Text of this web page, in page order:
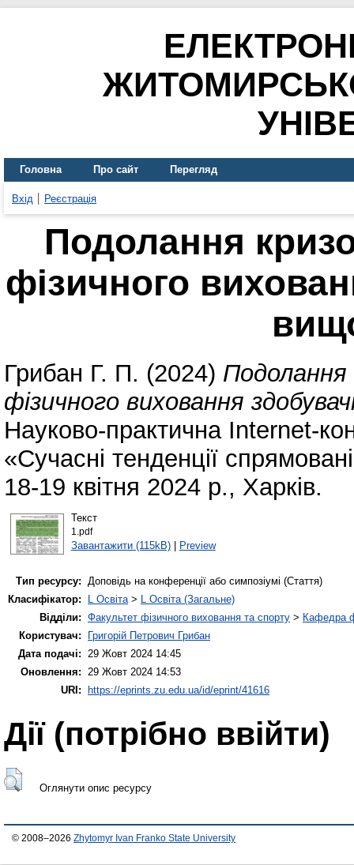
Головна Про сайт Перегляд
Вхід Реєстрація
Подолання
фізичного
Грибан Г. П. (2024) Подолання
фізичного виховання
Науково-практична Internet-
«Сучасні тенденції
18-19 квітня 2024 р., Харків.
Текст
1.pdf
Завантажити (115kB)| Preview
Тип ресурсу: Доповідь на конференції або симпозіумі (Стаття)
Класифікатор:
L Освіта> L Освіта (Загальне)
Відділи: Факультет фізичного виховання та спорту > Кафедра
Користувач:
Григорій Петрович Грибан
Дата подачі: 29 Жовт 2024 14:45
Оновлення: 29 Жовт 2024 14:53
URI:
https://eprints.zu.edu.ua/id/eprint/41616
Дії ​​(потрібно ввійти)
Оглянути опис ресурсу
© 2008–2026 Zhytomyr Ivan Franko State University